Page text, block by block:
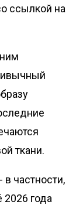
ссылкой на
ткани.
частности,
2026 года